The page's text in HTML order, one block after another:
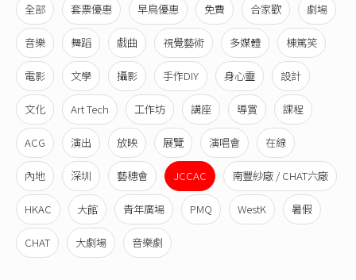
全部 套票優惠 早鳥優惠 免費 合家歡 劇場
音樂 舞蹈 戲曲 視覺藝術 多媒體 棟篤笑
電影 文學 攝影 手作DIY 身心靈 設計
文化 Art Tech 工作坊 講座 導賞 課程
ACG 演出 放映 展覽 演唱會 在線
內地 深圳 藝穗會 JCCAC 南豐紗廠 / CHAT六廠
HKAC 大館 青年廣場 PMQ WestK 暑假
CHAT 大劇場 音樂劇